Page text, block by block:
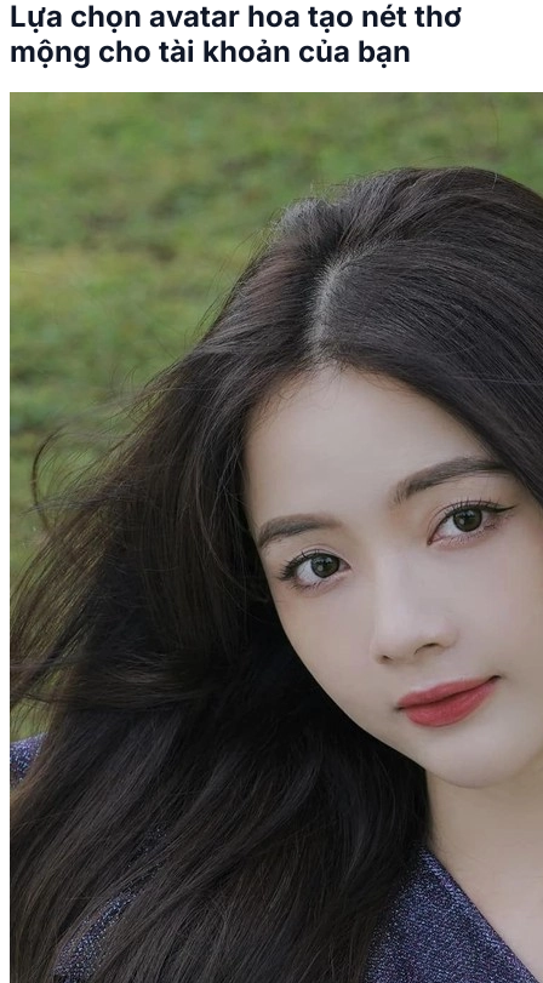
Lựa chọn avatar hoa tạo nét thơ
mộng cho tài khoản của bạn